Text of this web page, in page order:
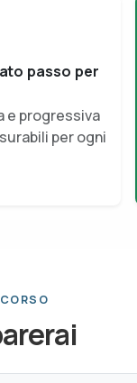
passo per
e progressiva
per ogni